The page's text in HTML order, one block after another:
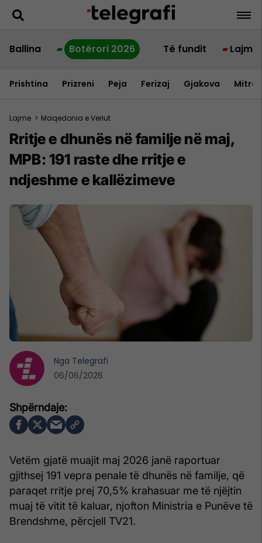
Ballina Botërori 2026 Të fundit Lajme
Prishtina Prizreni Peja Ferizaj Gjakova
Lajme > Maqedonia e Veriut
Rritje e dhunës në familje në maj,
MPB: 191 raste dhe rritje e
ndjeshme e kallëzimeve
Vetëm gjatë muajit maj 2026 janë raportuar
gjithsej 191 vepra penale të dhunës në familje, që
paraqet rritje prej 70,5% krahasuar me të njëjtin
muaj të vitit të kaluar, njofton Ministria e Punëve të
Brendshme, përcjell TV21.
Nga Telegrafi
06/06/2026